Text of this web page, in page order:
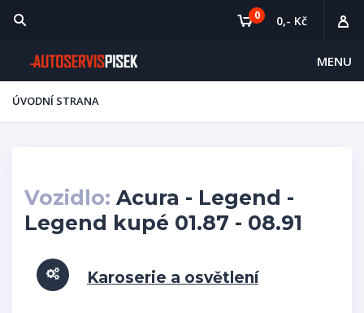
MENU
0 0,- Kč
ÚVODNÍ STRANA
Vozidlo: Acura - Legend -
Legend kupé 01.87 - 08.91
Karoserie a osvětlení